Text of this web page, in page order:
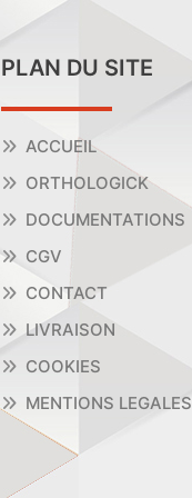
PLAN DU SITE
ACCUEIL
ORTHOLOGICK
DOCUMENTATIONS
CGV
CONTACT
LIVRAISON
COOKIES
MENTIONS LEGALES